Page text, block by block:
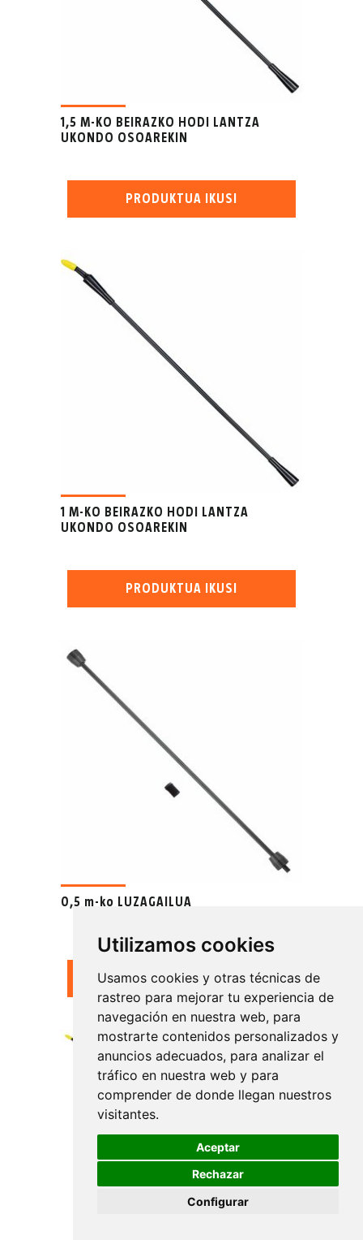
Utilizamos cookies
Usamos cookies y otras técnicas de
rastreo para mejorar tu experiencia de
navegación en nuestra web, para
mostrarte contenidos personalizados y
anuncios adecuados, para analizar el
tráfico en nuestra web y para
comprender de donde llegan nuestros
visitantes.
Aceptar
Rechazar
Configurar
1,5 M-KO BEIRAZKO HODI LANTZA
UKONDO OSOAREKIN
PRODUKTUA IKUSI
1 M-KO BEIRAZKO HODI LANTZA
UKONDO OSOAREKIN
PRODUKTUA IKUSI
0,5 m-ko LUZAGAILUA
PRODUKTUA IKUSI